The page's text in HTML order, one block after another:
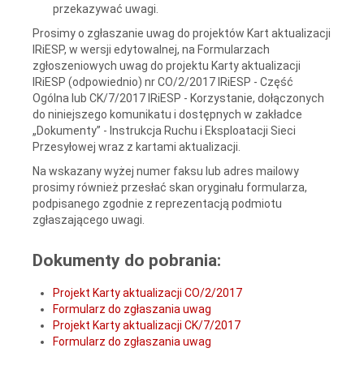
przekazywać uwagi.
Prosimy o zgłaszanie uwag do projektów Kart aktualizacji
IRiESP, w wersji edytowalnej, na Formularzach
zgłoszeniowych uwag do projektu Karty aktualizacji
IRiESP (odpowiednio) nr CO/2/2017 IRiESP - Część
Ogólna lub CK/7/2017 IRiESP - Korzystanie, dołączonych
do niniejszego komunikatu i dostępnych w zakładce
„Dokumenty” - Instrukcja Ruchu i Eksploatacji Sieci
Przesyłowej wraz z kartami aktualizacji.
Na wskazany wyżej numer faksu lub adres mailowy
prosimy również przesłać skan oryginału formularza,
podpisanego zgodnie z reprezentacją podmiotu
zgłaszającego uwagi.
Dokumenty do pobrania:
Projekt Karty aktualizacji CO/2/2017
Formularz do zgłaszania uwag
Projekt Karty aktualizacji CK/7/2017
Formularz do zgłaszania uwag